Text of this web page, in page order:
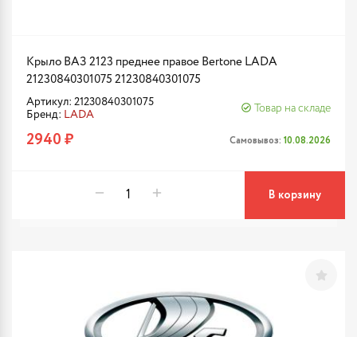
Крыло ВАЗ 2123 преднее правое Bertone LADA
21230840301075 21230840301075
Артикул: 21230840301075
Бренд: LADA
Товар на складе
2940 ₽ Самовывоз: 10.08.2026
В корзину